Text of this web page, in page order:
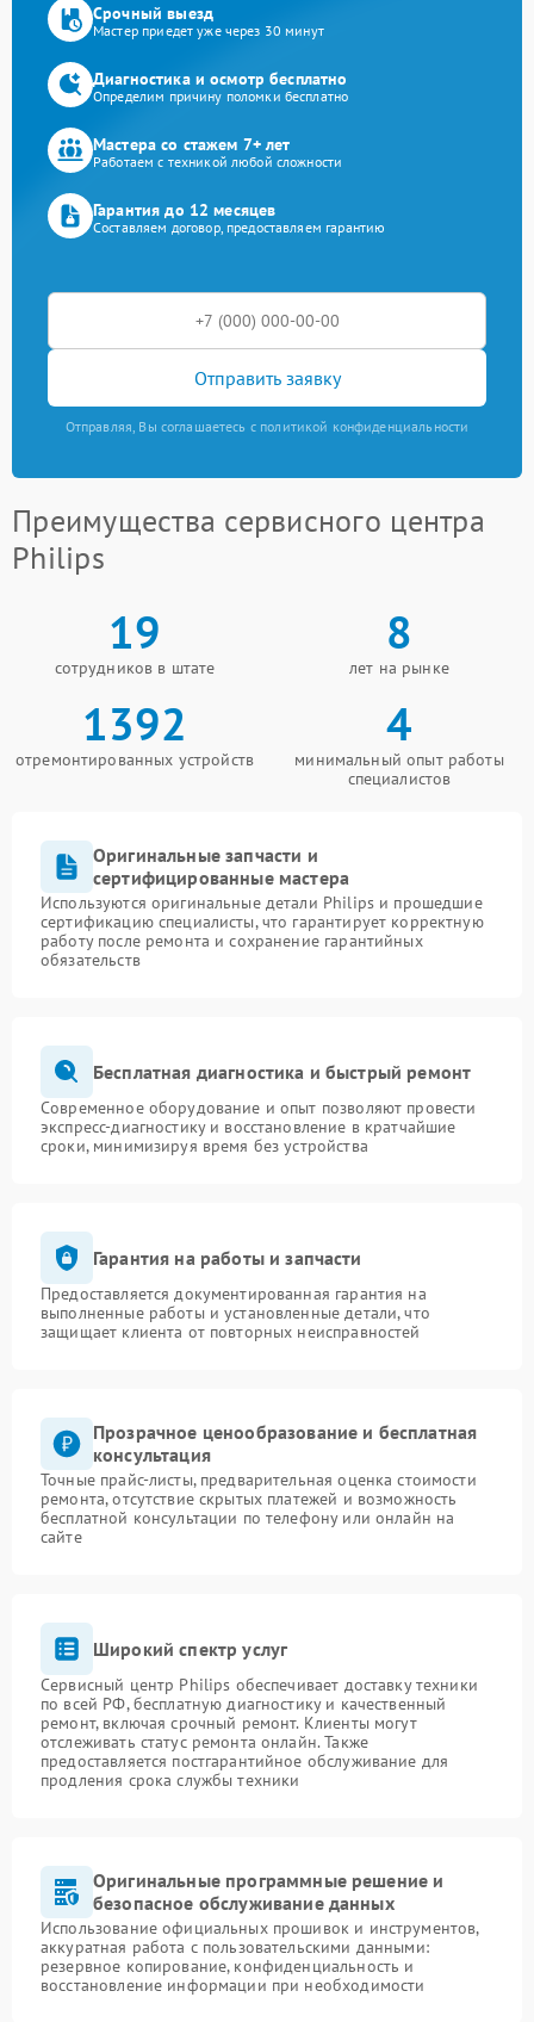
Срочный выезд
Мастер приедет уже через 30 минут
Диагностика и осмотр бесплатно
Определим причину поломки бесплатно
Мастера со стажем 7+ лет
Работаем с техникой любой сложности
Гарантия до 12 месяцев
Составляем договор, предоставляем гарантию
Отправить заявку
Отправляя, Вы соглашаетесь с политикой конфиденциальности
Преимущества сервисного центра
Philips
19
сотрудников в штате
8
лет на рынке
1392
отремонтированных устройств
4
минимальный опыт работы
специалистов
Оригинальные запчасти и
сертифицированные мастера
Используются оригинальные детали Philips и прошедшие
сертификацию специалисты, что гарантирует корректную
работу после ремонта и сохранение гарантийных
обязательств
Бесплатная диагностика и быстрый ремонт
Современное оборудование и опыт позволяют провести
экспресс-диагностику и восстановление в кратчайшие
сроки, минимизируя время без устройства
Гарантия на работы и запчасти
Предоставляется документированная гарантия на
выполненные работы и установленные детали, что
защищает клиента от повторных неисправностей
Прозрачное ценообразование и бесплатная
консультация
Точные прайс-листы, предварительная оценка стоимости
ремонта, отсутствие скрытых платежей и возможность
бесплатной консультации по телефону или онлайн на
сайте
Широкий спектр услуг
Сервисный центр Philips обеспечивает доставку техники
по всей РФ, бесплатную диагностику и качественный
ремонт, включая срочный ремонт. Клиенты могут
отслеживать статус ремонта онлайн. Также
предоставляется постгарантийное обслуживание для
продления срока службы техники
Оригинальные программные решение и
безопасное обслуживание данных
Использование официальных прошивок и инструментов,
аккуратная работа с пользовательскими данными:
резервное копирование, конфиденциальность и
восстановление информации при необходимости